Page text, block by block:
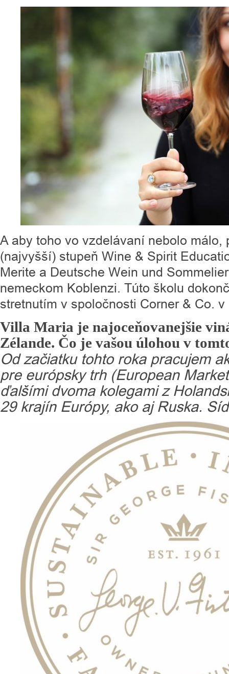
A aby toho vo vzdelávaní nebolo málo,
(najvyšší) stupeň Wine & Spirit
Merite a Deutsche Wein und
nemeckom Koblenzi. Túto školu
stretnutím v spoločnosti Corner & Co.
Villa Maria je najoceňovanejšie
Zélande. Čo je vašou úlohou v
Od začiatku tohto roka pracujem
pre európsky trh (European
ďalšími dvoma kolegami z
29 krajín Európy, ako aj Ruska.